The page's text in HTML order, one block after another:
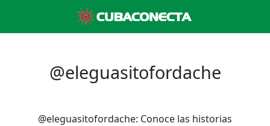
@eleguasitofordache
@eleguasitofordache: Conoce las historias